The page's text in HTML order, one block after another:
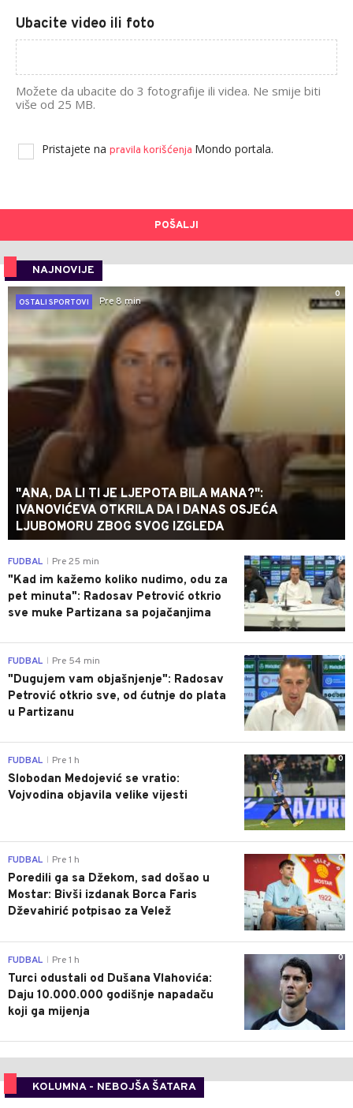
Ubacite video ili foto
Možete da ubacite do 3 fotografije ili videa. Ne smije biti
više od 25 MB.
Pristajete na pravila korišćenja Mondo portala.
POŠALJI
NAJNOVIJE
0
OSTALI SPORTOVI
Pre 8 min
"ANA, DA LI TI JE LJEPOTA BILA MANA?":
IVANOVIĆEVA OTKRILA DA I DANAS OSJEĆA
LJUBOMORU ZBOG SVOG IZGLEDA
0
FUDBAL Pre 25 min
"Kad im kažemo koliko nudimo, odu za
pet minuta": Radosav Petrović otkrio
sve muke Partizana sa pojačanjima
0
FUDBAL Pre 54 min
"Dugujem vam objašnjenje": Radosav
Petrović otkrio sve, od ćutnje do plata
u Partizanu
0
FUDBAL Pre 1 h
Slobodan Medojević se vratio:
Vojvodina objavila velike vijesti
0
FUDBAL Pre 1 h
Poredili ga sa Džekom, sad došao u
Mostar: Bivši izdanak Borca Faris
Dževahirić potpisao za Velež
0
FUDBAL Pre 1 h
Turci odustali od Dušana Vlahovića:
Daju 10.000.000 godišnje napadaču
koji ga mijenja
KOLUMNA - NEBOJŠA ŠATARA